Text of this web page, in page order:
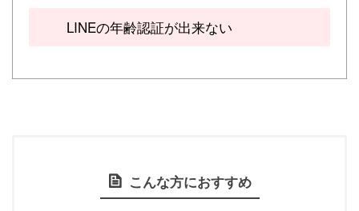
LINEの年齢認証が出来ない
こんな方におすすめ